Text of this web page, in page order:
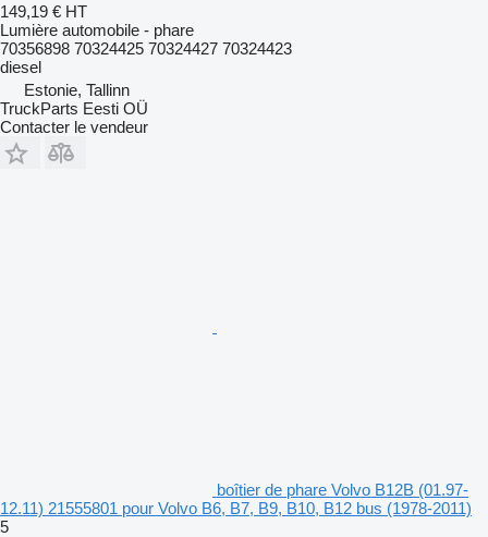
149,19 € HT
Lumière automobile - phare
70356898 70324425 70324427 70324423
diesel
Estonie, Tallinn
TruckParts Eesti OÜ
Contacter le vendeur
boîtier de phare Volvo B12B (01.97-
12.11) 21555801 pour Volvo B6, B7, B9, B10, B12 bus (1978-2011)
5